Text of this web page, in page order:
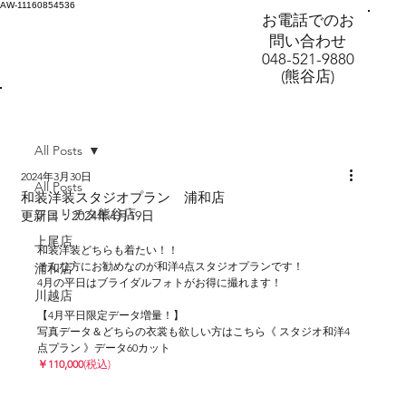
AW-11160854536
お電話でのお
問い合わせ
048-521-9880
(熊谷店)
All Posts
フェリチタ熊谷店
上尾店
浦和店
川越店
All Posts
和装洋装スタジオプラン 浦和店
2024年3月30日
更新日：2024年4月19日
和装洋装どちらも着たい！！
そんな方にお勧めなのが和洋4点スタジオプランです！
4月の平日はブライダルフォトがお得に撮れます！
【4月平日限定データ増量！】
写真データ＆どちらの衣裳も欲しい方はこちら《 スタジオ和洋4
点プラン 》データ60カット
￥110,000(税込)